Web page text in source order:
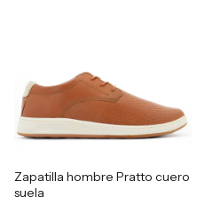
Zapatilla hombre Pratto cuero
suela